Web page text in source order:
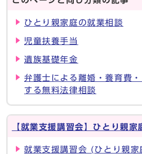
ひとり親家庭の就業相談
児童扶養手当
遺族基礎年金
弁護士による離婚・養育費
する無料法律相談
【就業支援講習会】ひとり親家
就業支援講習会 (ひとり親